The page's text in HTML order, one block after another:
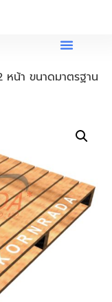
น้า ขนาดมาตรฐาน